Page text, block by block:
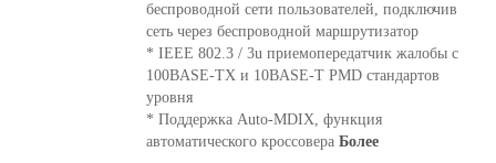
беспроводной сети пользователей, подключив
сеть через беспроводной маршрутизатор
* IEEE 802.3 / 3u приемопередатчик жалобы с
100BASE-TX и 10BASE-T PMD стандартов
уровня
* Поддержка Auto-MDIX, функция
автоматического кроссовера Более